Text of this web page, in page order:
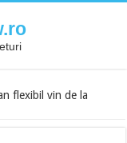
flexibil vin de la